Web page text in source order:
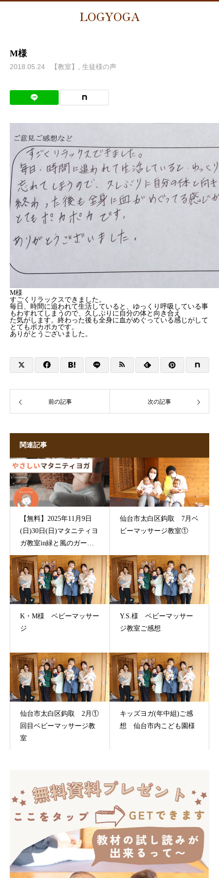
LOGYOGA
M様
2018.05.24 【教室】 生徒様の声
M様
すごくリラックスできました。
毎日、時間に追われて生活していると、ゆっくり呼吸している事
もわすれてしまうので、久しぶりに自分の体と向き合え
た気がします。終わった後も全身に血がめぐっている感じがして
とてもポカポカです。
ありがとうございました。
前の記事 次の記事
関連記事
【無料】2025年11月9日
(日)30日(日)マタニティヨ
ガ教室in緑と風のガーデ
ン長町住宅展示場様
仙台市太白区鈎取 7月ベ
ビーマッサージ教室①
K・M様 ベビーマッサー
ジ
Y.S.様 ベビーマッサー
ジ教室ご感想
仙台市太白区鈎取 2月①
回目ベビーマッサージ教
室
キッズヨガ(年中組)ご感
想 仙台市内こども園様